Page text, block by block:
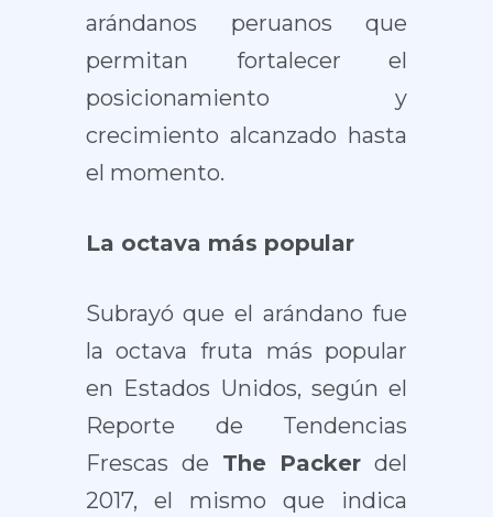
arándanos peruanos que
permitan fortalecer el
posicionamiento y
crecimiento alcanzado hasta
el momento.
La octava más popular
Subrayó que el arándano fue
la octava fruta más popular
en Estados Unidos, según el
Reporte de Tendencias
Frescas de The Packer del
2017, el mismo que indica